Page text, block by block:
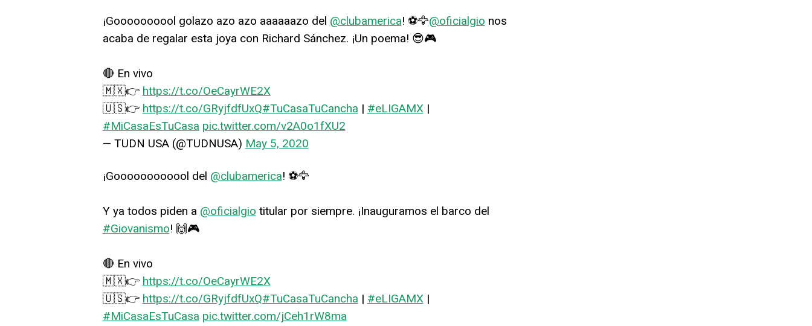
¡Goooooooool golazo azo azo aaaaaazo del @clubamerica! ⚽🦅@oficialgio nos
acaba de regalar esta joya con Richard Sánchez. ¡Un poema! 😎🎮
🔴 En vivo
🇲🇽👉 https://t.co/OeCayrWE2X
🇺🇸👉 https://t.co/GRyjfdfUxQ#TuCasaTuCancha | #eLIGAMX|
#MiCasaEsTuCasa pic.twitter.com/v2A0o1fXU2
— TUDN USA (@TUDNUSA) May 5, 2020
¡Goooooooooool del @clubamerica! ⚽🦅
Y ya todos piden a @oficialgio titular por siempre. ¡Inauguramos el barco del
#Giovanismo! 🙌🎮
🔴 En vivo
🇲🇽👉 https://t.co/OeCayrWE2X
🇺🇸👉 https://t.co/GRyjfdfUxQ#TuCasaTuCancha | #eLIGAMX|
#MiCasaEsTuCasa pic.twitter.com/jCeh1rW8ma